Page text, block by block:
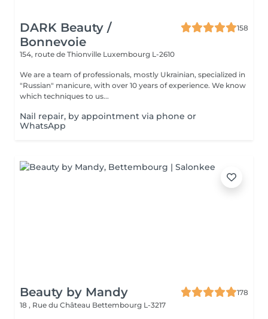
DARK Beauty /
Bonnevoie
158
154, route de Thionville Luxembourg L-2610
We are a team of professionals, mostly Ukrainian, specialized in
"Russian" manicure, with over 10 years of experience. We know
which techniques to us...
Nail repair, by appointment via phone or
WhatsApp
Beauty by Mandy
178
18 , Rue du Château Bettembourg L-3217